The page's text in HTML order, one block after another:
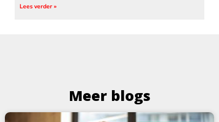
Lees verder »
Meer blogs